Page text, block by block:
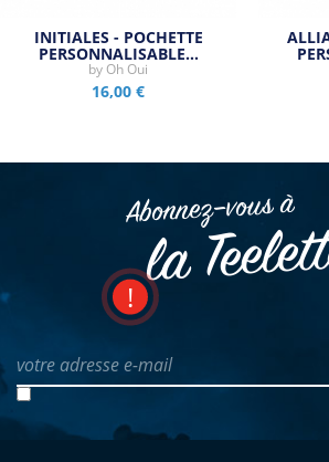
INITIALES - POCHETTE
PERSONNALISABLE…
by Oh Oui
16,00 €
Abonnez–vous à
la
votre adresse e-mail